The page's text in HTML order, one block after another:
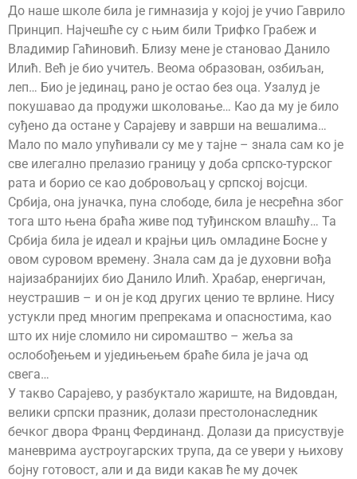
До наше школе била је гимназија у којој је учио Гаврило
Принцип. Најчешће су с њим били Трифко Грабеж и
Владимир Гаћиновић. Близу мене је становао Данило
Илић. Већ је био учитељ. Веома образован, озбиљан,
леп… Био је јединац, рано је остао без оца. Узалуд је
покушавао да продужи школовање… Као да му је било
суђено да остане у Сарајеву и заврши на вешалима…
Мало по мало упућивали су ме у тајне – знала сам ко је
све илегално прелазио границу у доба српско-турског
рата и борио се као добровољац у српској војсци.
Србија, она јуначка, пуна слободе, била је несрећна због
тога што њена браћа живе под туђинском влашћу… Та
Србија била је идеал и крајњи циљ омладине Босне у
овом суровом времену. Знала сам да је духовни вођа
најизабранијих био Данило Илић. Храбар, енергичан,
неустрашив – и он је код других ценио те врлине. Нису
устукли пред многим препрекама и опасностима, као
што их није сломило ни сиромаштво – жеља за
ослобођењем и уједињењем браће била је јача од
свега…
У такво Сарајево, у разбуктало жариште, на Видовдан,
велики српски празник, долази престолонаследник
бечког двора Франц Фердинанд. Долази да присуствује
маневрима аустроугарских трупа, да се увери у њихову
бојну готовост, али и да види какав ће му дочек